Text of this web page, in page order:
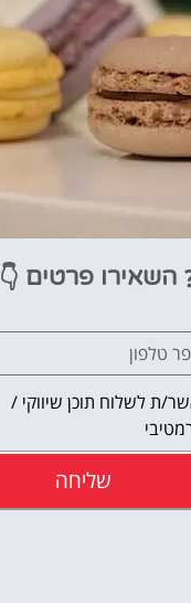
השאירו פרטים 👇
ת לשלוח תוכן שיווקי /
שליחה